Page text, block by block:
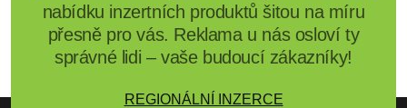
nabídku inzertních produktů šitou na míru
přesně pro vás. Reklama u nás osloví ty
správné lidi – vaše budoucí zákazníky!
REGIONÁLNÍ INZERCE